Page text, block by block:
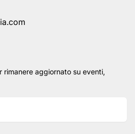
rimanere aggiornato su eventi,